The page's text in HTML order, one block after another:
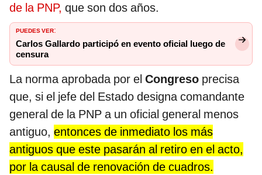
de la PNP, que son dos años.
PUEDES VER:
Carlos Gallardo participó en evento oficial luego de
censura
La norma aprobada por el Congreso precisa
que, si el jefe del Estado designa comandante
general de la PNP a un oficial general menos
antiguo, entonces de inmediato los más
antiguos que este pasarán al retiro en el acto,
por la causal de renovación de cuadros.